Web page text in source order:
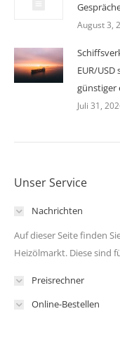
August 3,
EUR/
günstiger
Juli 31,
Unser Service
Nachrichten
Auf dieser Seite finden
Heizölmarkt. Diese sind
Preisrechner
Online-Bestellen